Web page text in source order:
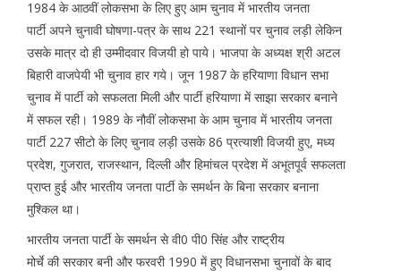
1984 के आठवीं लोकसभा के लिए हुए आम चुनाव में भारतीय जनता
पार्टी अपने चुनावी घोषणा-पत्र के साथ 221 स्थानों पर चुनाव लड़ी लेकिन
उसके मात्र दो ही उम्मीदवार विजयी हो पाये। भाजपा के अध्यक्ष श्री अटल
बिहारी वाजपेयी भी चुनाव हार गये। जून 1987 के हरियाणा विधान सभा
चुनाव में पार्टी को सफलता मिली और पार्टी हरियाणा में साझा सरकार बनाने
में सफल रही। 1989 के नौवीं लोकसभा के आम चुनाव में भारतीय जनता
पार्टी 227 सीटो के लिए चुनाव लड़ी उसके 86 प्रत्याशी विजयी हुए, मध्य
प्रदेश, गुजरात, राजस्थान, दिल्ली और हिमांचल प्रदेश में अभूतपूर्व सफलता
प्राप्त हुई और भारतीय जनता पार्टी के समर्थन के बिना सरकार बनाना
मुश्किल था।
भारतीय जनता पार्टी के समर्थन से वी0 पी0 सिंह और राष्ट्रीय
मोर्चे की सरकार बनी और फरवरी 1990 में हुए विधानसभा चुनावों के बाद